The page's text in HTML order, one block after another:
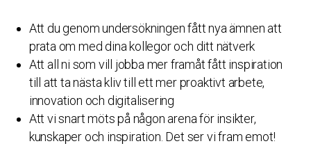
Att du genom undersökningen fått nya ämnen att
prata om med dina kollegor och ditt nätverk
Att all ni som vill jobba mer framåt fått inspiration
till att ta nästa kliv till ett mer proaktivt arbete,
innovation och digitalisering
Att vi snart möts på någon arena för insikter,
kunskaper och inspiration. Det ser vi fram emot!